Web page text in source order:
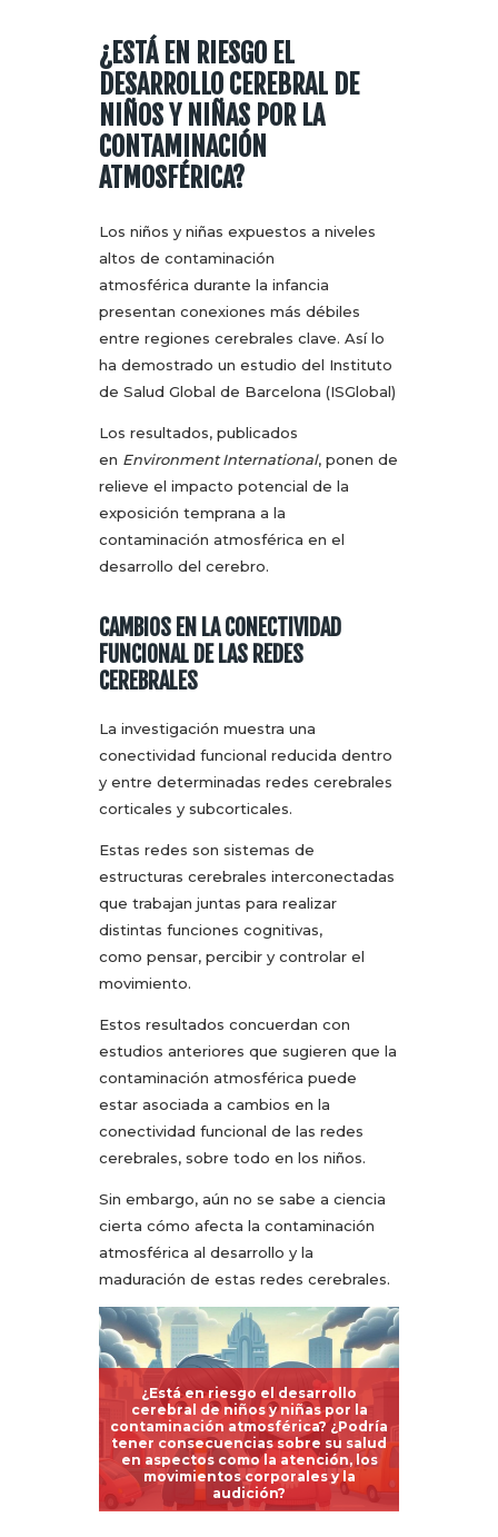
¿ESTÁ EN RIESGO EL
DESARROLLO CEREBRAL DE
NIÑOS Y NIÑAS POR LA
CONTAMINACIÓN
ATMOSFÉRICA?
Los niños y niñas expuestos a niveles
altos de contaminación
atmosférica durante la infancia
presentan conexiones más débiles
entre regiones cerebrales clave. Así lo
ha demostrado un estudio del Instituto
de Salud Global de Barcelona (ISGlobal)
Los resultados, publicados
en Environment International, ponen de
relieve el impacto potencial de la
exposición temprana a la
contaminación atmosférica en el
desarrollo del cerebro.
CAMBIOS EN LA CONECTIVIDAD
FUNCIONAL DE LAS REDES
CEREBRALES
La investigación muestra una
conectividad funcional reducida dentro
y entre determinadas redes cerebrales
corticales y subcorticales.
Estas redes son sistemas de
estructuras cerebrales interconectadas
que trabajan juntas para realizar
distintas funciones cognitivas,
como pensar, percibir y controlar el
movimiento.
Estos resultados concuerdan con
estudios anteriores que sugieren que la
contaminación atmosférica puede
estar asociada a cambios en la
conectividad funcional de las redes
cerebrales, sobre todo en los niños.
Sin embargo, aún no se sabe a ciencia
cierta cómo afecta la contaminación
atmosférica al desarrollo y la
maduración de estas redes cerebrales.
¿Está en riesgo el desarrollo
cerebral de niños y niñas por la
contaminación atmosférica? ¿Podría
tener consecuencias sobre su salud
en aspectos como la atención, los
movimientos corporales y la
audición?